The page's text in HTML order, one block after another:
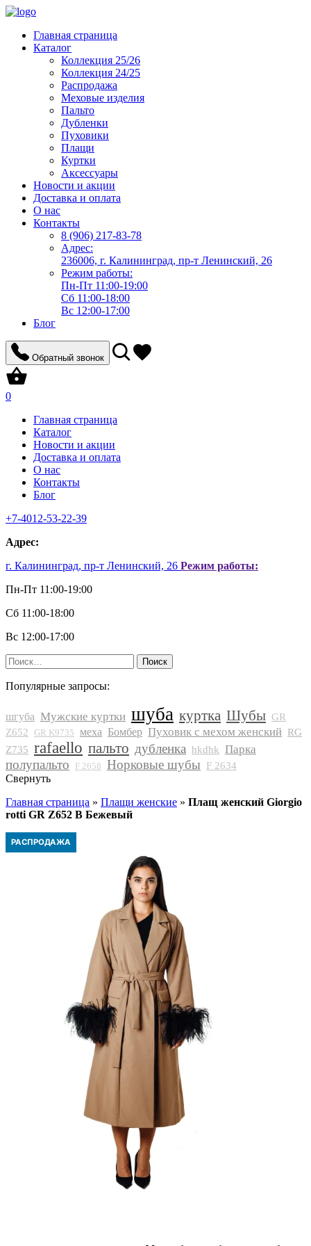
Главная страница
Каталог
Коллекция 25/26
Коллекция 24/25
Распродажа
Меховые изделия
Пальто
Дубленки
Пуховики
Плащи
Куртки
Аксессуары
Новости и акции
Доставка и оплата
О нас
Контакты
8 (906) 217-83-78
Адрес:
236006, г. Калининград, пр-т Ленинский, 26
Режим работы:
Пн-Пт 11:00-19:00
Сб 11:00-18:00
Вс 12:00-17:00
Блог
Обратный звонок
0
Главная страница
Каталог
Новости и акции
Доставка и оплата
О нас
Контакты
Блог
+7-4012-53-22-39
Aдрес:
г. Калининград, пр-т Ленинский, 26 Режим работы:
Пн-Пт 11:00-19:00
Сб 11:00-18:00
Вс 12:00-17:00
Найти:
Популярные запросы:
шгуба Мужские куртки шуба куртка Шубы GR
Z652 GR K9735 меха Бомбер Пуховик с мехом женский RG
Z735 rafaello пальто дубленка hkdhk Парка
полупальто F 2658 Норковые шубы F 2634
Свернуть
Главная страница » Плащи женские » Плащ женский Giorgio
rotti GR Z652 В Бежевый
РАСПРОДАЖА